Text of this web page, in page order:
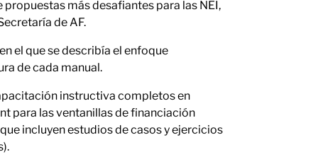
más desafiantes para las NEI,
de AF.
el que se describía el enfoque
de cada manual.
instructiva completos en
para las ventanillas de financiación
incluyen estudios de casos y ejercicios